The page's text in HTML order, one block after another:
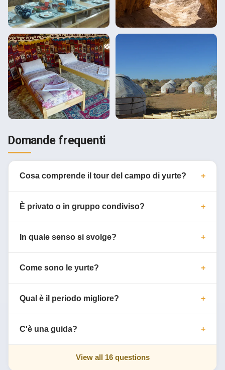
Domande frequenti
Cosa comprende il tour del campo di yurte?
È privato o in gruppo condiviso?
In quale senso si svolge?
Come sono le yurte?
Qual è il periodo migliore?
C'è una guida?
View all 16 questions